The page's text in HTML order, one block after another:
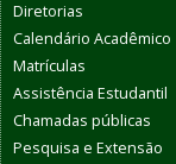
Diretorias
Calendário Acadêmico
Matrículas
Assistência Estudantil
Chamadas públicas
Pesquisa e Extensão